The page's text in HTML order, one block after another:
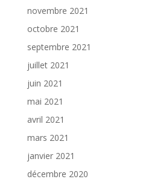
novembre 2021
octobre 2021
septembre 2021
juillet 2021
juin 2021
mai 2021
avril 2021
mars 2021
janvier 2021
décembre 2020